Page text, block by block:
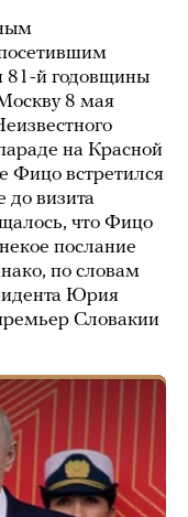
81-й годовщины
8 мая
на Красной
Фицо встретился
визита
что Фицо
послание
по словам
Юрия
Словакии